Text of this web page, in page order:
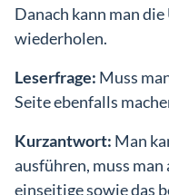
Danach kann man
wiederholen.
Leserfrage: Muss
Seite ebenfalls
Kurzantwort: Man
ausführen, muss man
einseitige sowie das